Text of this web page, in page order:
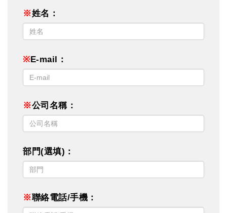
※姓名：
※ E-mail：
※公司名稱：
部門(選填)：
※聯絡電話/手機：